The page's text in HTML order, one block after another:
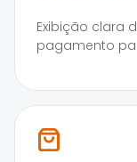
Exibição clara
pagamento